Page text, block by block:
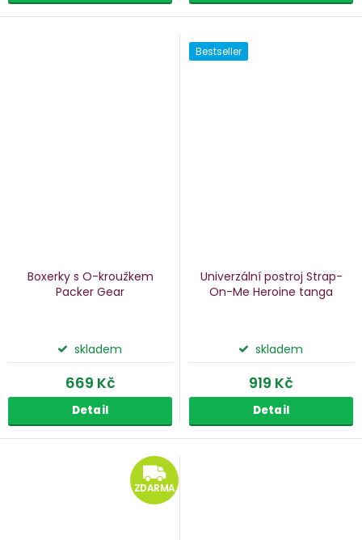
Boxerky s O-kroužkem
Packer Gear
skladem
669 Kč
Detail
Bestseller
Univerzální postroj Strap-
On-Me Heroine tanga
skladem
919 Kč
Detail
ZDARMA
ZDARMA